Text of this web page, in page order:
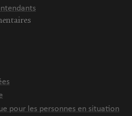
pour les personnes en situation